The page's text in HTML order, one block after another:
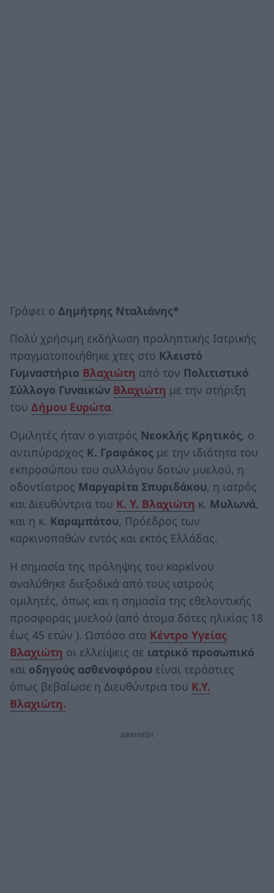
Γράφει ο Δημήτρης Νταλιάνης*
Πολύ χρήσιμη εκδήλωση προληπτικής Ιατρικής
πραγματοποιήθηκε χτες στο Κλειστό
Γυμναστήριο Βλαχιώτη από τον Πολιτιστικό
Σύλλογο Γυναικών Βλαχιώτη με την στήριξη
του Δήμου Ευρώτα.
Ομιλητές ήταν ο γιατρός Νεοκλής Κρητικός, ο
αντιπύραρχος Κ. Γραφάκος με την ιδιότητα του
εκπροσώπου του συλλόγου δοτών μυελού, η
οδοντίατρος Μαργαρίτα Σπυριδάκου, η ιατρός
και Διευθύντρια του Κ. Υ. Βλαχιώτη κ. Μυλωνά,
και η κ. Καραμπάτου, Πρόεδρος των
καρκινοπαθών εντός και εκτός Ελλάδας.
Η σημασία της πρόληψης του καρκίνου
αναλύθηκε διεξοδικά από τους ιατρούς
ομιλητές, όπως και η σημασία της εθελοντικής
προσφοράς μυελού (από άτομα δότες ηλικίας 18
έως 45 ετών ). Ωστόσο στο Κέντρο Υγείας
Βλαχιώτη οι ελλείψεις σε ιατρικό προσωπικό
και οδηγούς ασθενοφόρου είναι τεράστιες
όπως βεβαίωσε η Διευθύντρια του Κ.Υ.
Βλαχιώτη.